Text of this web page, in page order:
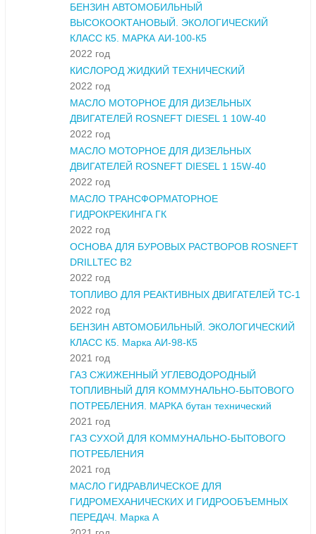
БЕНЗИН АВТОМОБИЛЬНЫЙ
ВЫСОКООКТАНОВЫЙ. ЭКОЛОГИЧЕСКИЙ
КЛАСС К5. МАРКА АИ-100-К5
2022 год
КИСЛОРОД ЖИДКИЙ ТЕХНИЧЕСКИЙ
2022 год
МАСЛО МОТОРНОЕ ДЛЯ ДИЗЕЛЬНЫХ
ДВИГАТЕЛЕЙ ROSNEFT DIESEL 1 10W-40
2022 год
МАСЛО МОТОРНОЕ ДЛЯ ДИЗЕЛЬНЫХ
ДВИГАТЕЛЕЙ ROSNEFT DIESEL 1 15W-40
2022 год
МАСЛО ТРАНСФОРМАТОРНОЕ
ГИДРОКРЕКИНГА ГК
2022 год
ОСНОВА ДЛЯ БУРОВЫХ РАСТВОРОВ ROSNEFT
DRILLTEC B2
2022 год
ТОПЛИВО ДЛЯ РЕАКТИВНЫХ ДВИГАТЕЛЕЙ ТС-1
2022 год
БЕНЗИН АВТОМОБИЛЬНЫЙ. ЭКОЛОГИЧЕСКИЙ
КЛАСС К5. Марка АИ-98-К5
2021 год
ГАЗ СЖИЖЕННЫЙ УГЛЕВОДОРОДНЫЙ
ТОПЛИВНЫЙ ДЛЯ КОММУНАЛЬНО-БЫТОВОГО
ПОТРЕБЛЕНИЯ. МАРКА бутан технический
2021 год
ГАЗ СУХОЙ ДЛЯ КОММУНАЛЬНО-БЫТОВОГО
ПОТРЕБЛЕНИЯ
2021 год
МАСЛО ГИДРАВЛИЧЕСКОЕ ДЛЯ
ГИДРОМЕХАНИЧЕСКИХ И ГИДРООБЪЕМНЫХ
ПЕРЕДАЧ. Марка А